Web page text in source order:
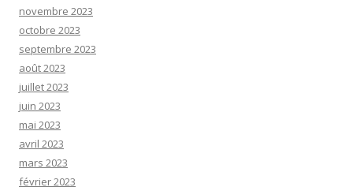
novembre 2023
octobre 2023
septembre 2023
août 2023
juillet 2023
juin 2023
mai 2023
avril 2023
mars 2023
février 2023